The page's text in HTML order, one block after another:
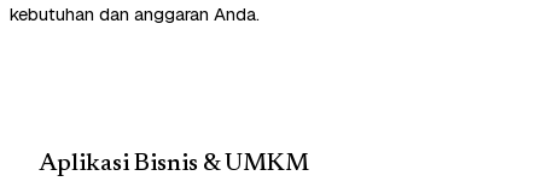
kebutuhan dan anggaran Anda.
Aplikasi Bisnis & UMKM